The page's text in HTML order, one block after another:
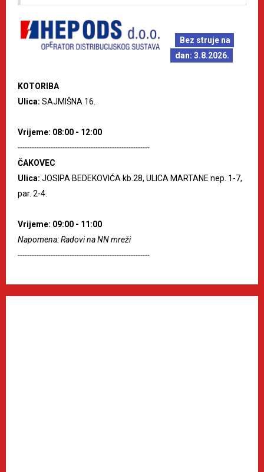
Bez struje na
dan: 3.8.2026.
KOTORIBA
Ulica: SAJMIŠNA 16.
Vrijeme: 08:00 - 12:00
--------------------------------------------------------
ČAKOVEC
Ulica: JOSIPA BEDEKOVIĆA kb.28, ULICA MARTANE nep. 1-7,
par. 2-4.
Vrijeme: 09:00 - 11:00
Napomena: Radovi na NN mreži
--------------------------------------------------------